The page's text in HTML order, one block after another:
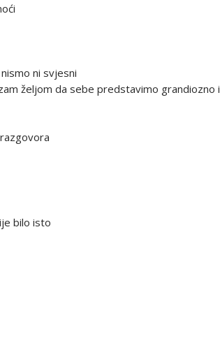
ni svjesni
željom da sebe predstavimo grandiozno i
bilo isto